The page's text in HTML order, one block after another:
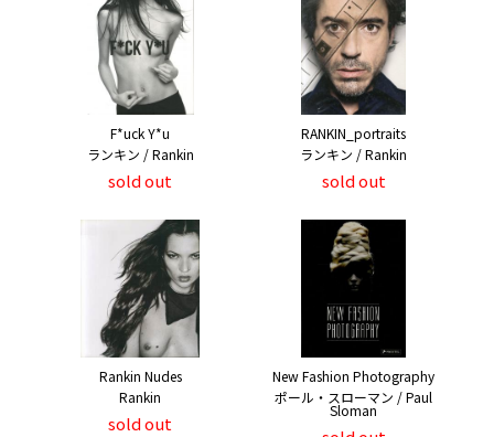
F*uck Y*u
ランキン / Rankin
sold out
RANKIN_portraits
ランキン / Rankin
sold out
Rankin Nudes
Rankin
sold out
New Fashion Photography
ポール・スローマン / Paul
Sloman